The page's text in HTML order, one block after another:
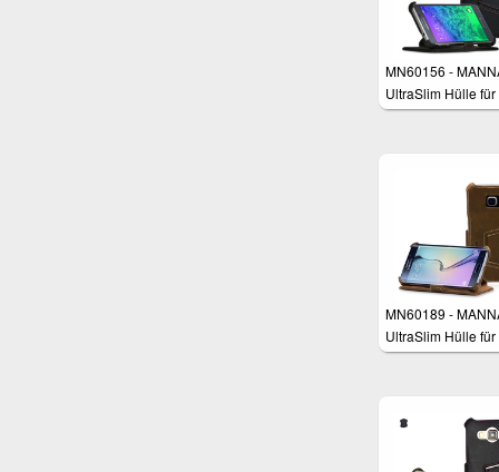
Leder Braun
MN60156 -
UltraSlim Hülle für
Samsung Galaxy
MN60189 -
UltraSlim Hülle für
Samsung Galaxy